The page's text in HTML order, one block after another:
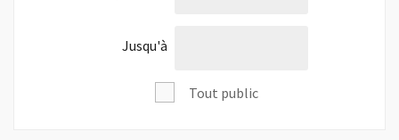
Jusqu'àl'âge de
Tout public